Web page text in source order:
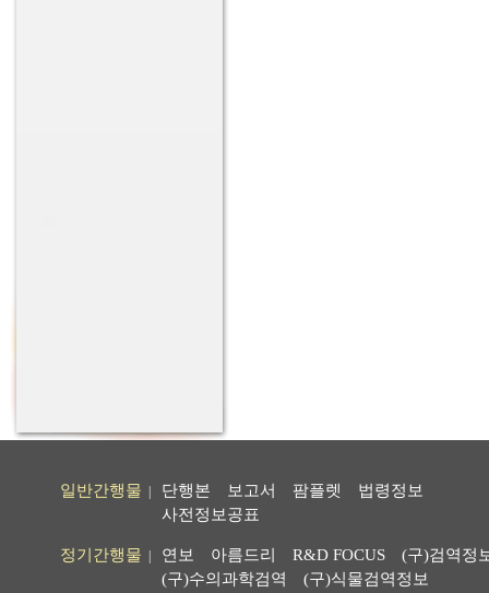
일반간행물 단행본 보고서 팜플렛
법령정보
사전정보공표
정기간행물 연보 아름드리 R&D FOCUS
(구)검역정
(구)수의과학검역
(구)식물검역정보